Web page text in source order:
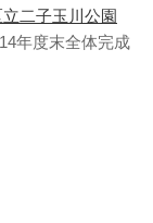
二子玉川公園
年度末全体完成